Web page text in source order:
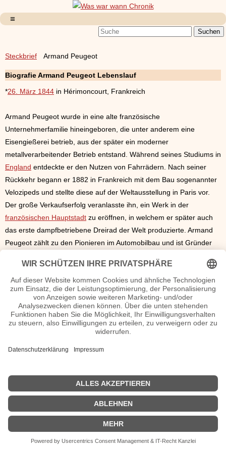
Steckbrief Armand Peugeot
Biografie Armand Peugeot Lebenslauf
*26. März 1844 in Hérimoncourt, Frankreich
Armand Peugeot wurde in eine alte französische
Unternehmerfamilie hineingeboren, die unter anderem eine
Eisengießerei betrieb, aus der später ein moderner
metallverarbeitender Betrieb entstand. Während seines Studiums in
England entdeckte er den Nutzen von Fahrrädern. Nach seiner
Rückkehr begann er 1882 in Frankreich mit dem Bau sogenannter
Velozipeds und stellte diese auf der Weltausstellung in Paris vor.
Der große Verkaufserfolg veranlasste ihn, ein Werk in der
französischen Hauptstadt zu eröffnen, in welchem er später auch
das erste dampfbetriebene Dreirad der Welt produzierte. Armand
Peugeot zählt zu den Pionieren im Automobilbau und ist Gründer
der zweitälteste Autohersteller der Welt. Armand Peugeot starb am
2. Januar 1915in Neuilly-sur-Seine.
Armand Peugeot Seiten, Steckbrief, Kurzbio etc.
n.n.v. - Die offizielle Armand Peugeot Homepage
Sendungen Armand Peugeot Filme
| Biografie kurz |Personen|Impressum